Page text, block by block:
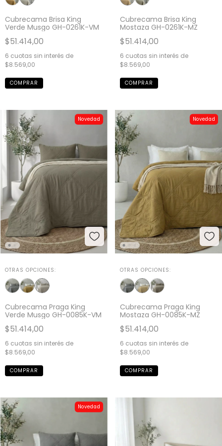
Cubrecama Brisa King
Verde Musgo GH-0261K-VM
$51.414,00
6 cuotas sin interés de
$8.569,00
Cubrecama Brisa King
Mostaza GH-0261K-MZ
$51.414,00
6 cuotas sin interés de
$8.569,00
Novedad
OTRAS OPCIONES:
Cubrecama Praga King
Verde Musgo GH-0085K-VM
$51.414,00
6 cuotas sin interés de
$8.569,00
Novedad
OTRAS OPCIONES:
Cubrecama Praga King
Mostaza GH-0085K-MZ
$51.414,00
6 cuotas sin interés de
$8.569,00
Novedad